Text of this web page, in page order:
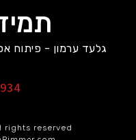
גלעד ערמון - פיתוח
rights reserved